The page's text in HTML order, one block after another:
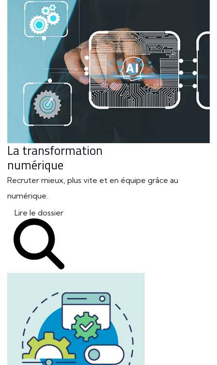
La transformation
numérique
Recruter mieux, plus vite et en équipe grâce au
numérique.
Lire le dossier